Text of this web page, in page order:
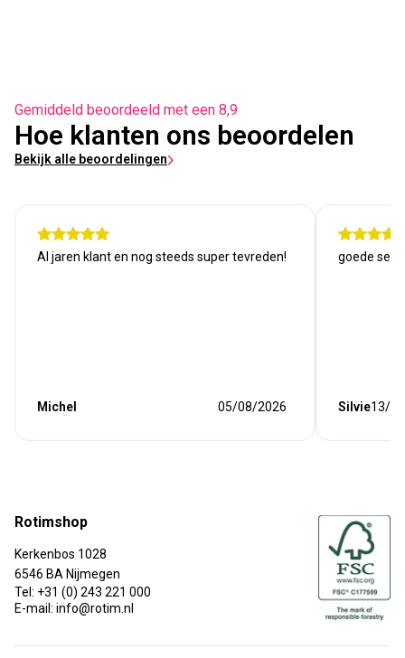
Gemiddeld beoordeeld met een 8,9
Hoe klanten ons beoordelen
Bekijk alle beoordelingen
Al jaren klant en nog steeds super tevreden!
Michel 05/08/2026
goede
Silvie13/
Rotimshop
Kerkenbos 1028
6546 BA Nijmegen
Tel: +31 (0) 243 221 000
E-mail: info@rotim.nl